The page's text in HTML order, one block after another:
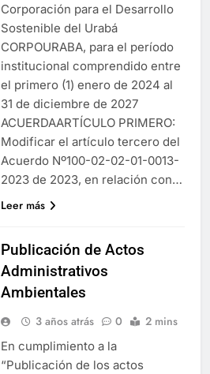
Corporación para el Desarrollo
Sostenible del Urabá
CORPOURABA, para el período
institucional comprendido entre
el primero (1) enero de 2024 al
31 de diciembre de 2027
ACUERDAARTÍCULO PRIMERO:
Modificar el artículo tercero del
Acuerdo Nº100-02-02-01-0013-
2023 de 2023, en relación con…
Leer más
Publicación de Actos
Administrativos
Ambientales
3 años atrás 0 2 mins
En cumplimiento a la
“Publicación de los actos